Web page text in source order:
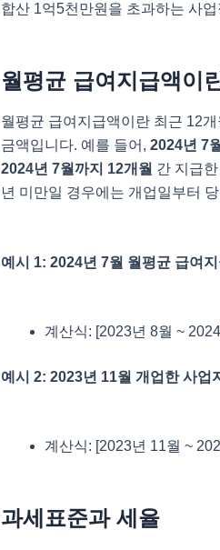
합산 1억5천만원을 초과하는 사
월평균 급여지급액이
월평균 급여지급액이란 최근 12
금액입니다. 예를 들어, 2024년 7
2024년 7월까지 12개월 간 지급
년 미만일 경우에는 개업일부터
예시 1: 2024년 7월 월평균 급여지
계산식: [2023년 8월 ~
예시 2: 2023년 11월 개업한 사업
계산식: [2023년 11월 ~
과세표준과 세율